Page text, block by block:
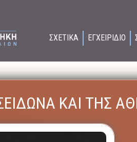
ΣΧΕΤΙΚΑ ΕΓΧΕΙΡΙΔΙΟ
ΚΑΙ ΤΗΣ